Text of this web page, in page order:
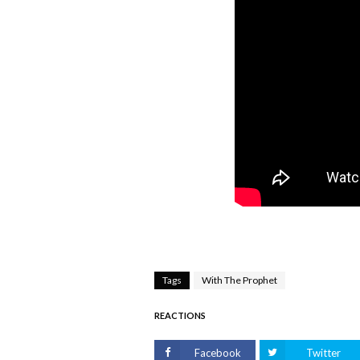
Tags With The Prophet
REACTIONS
Facebook Twitter